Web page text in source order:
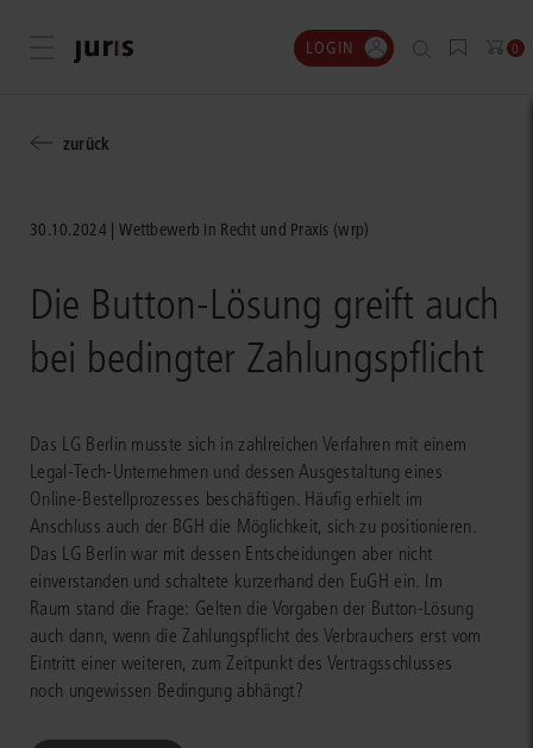
Menü öffnen LOGIN 0
zurück
30.10.2024 Wettbewerb in Recht und Praxis (wrp)
Die Button-Lösung greift auch
bei bedingter Zahlungspflicht
Das LG Berlin musste sich in zahlreichen Verfahren mit einem
Legal-Tech-Unternehmen und dessen Ausgestaltung eines
Online-Bestellprozesses beschäftigen. Häufig erhielt im
Anschluss auch der BGH die Möglichkeit, sich zu positionieren.
Das LG Berlin war mit dessen Entscheidungen aber nicht
einverstanden und schaltete kurzerhand den EuGH ein. Im
Raum stand die Frage: Gelten die Vorgaben der Button-Lösung
auch dann, wenn die Zahlungspflicht des Verbrauchers erst vom
Eintritt einer weiteren, zum Zeitpunkt des Vertragsschlusses
noch ungewissen Bedingung abhängt?